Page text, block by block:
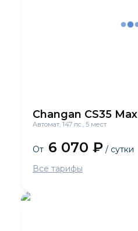
Changan CS35 Max
Автомат, 147 лс., 5 мест
От 6 070 ₽ / сутки
Все тарифы